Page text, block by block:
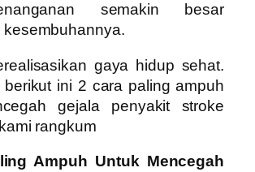
semakin besar
kesembuhannya.
gaya hidup sehat.
berikut ini 2 cara paling ampuh
gejala penyakit stroke
rangkum
Ampuh Untuk Mencegah